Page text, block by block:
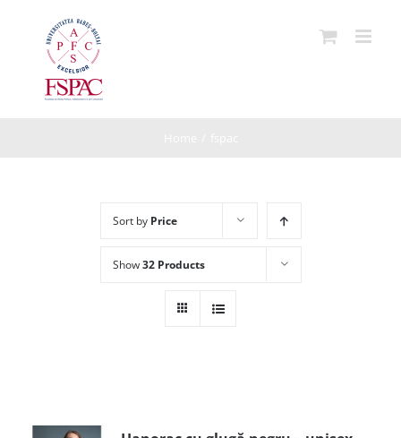
Sort by Price
Show32 Products